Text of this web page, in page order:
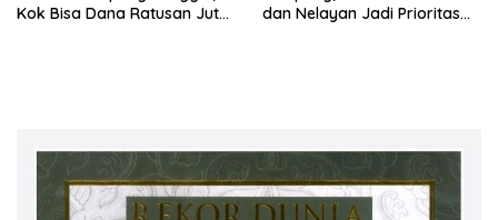
Kok Bisa Dana Ratusan Juta
dan Nelayan Jadi Prioritas